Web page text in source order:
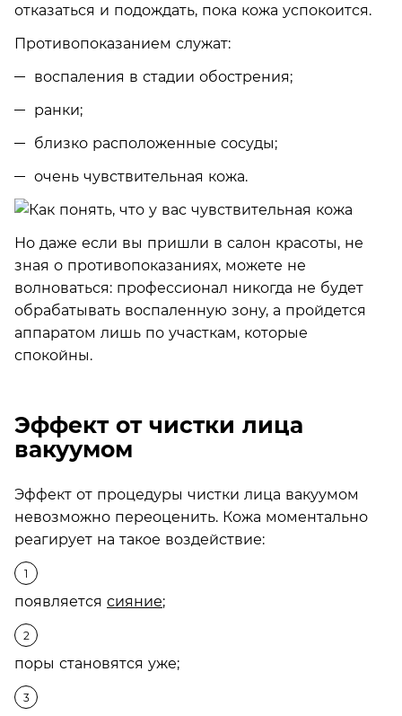
отказаться и подождать, пока кожа успокоится.
Противопоказанием служат:
воспаления в стадии обострения;
ранки;
близко расположенные сосуды;
очень чувствительная кожа.
Но даже если вы пришли в салон красоты, не
зная о противопоказаниях, можете не
волноваться: профессионал никогда не будет
обрабатывать воспаленную зону, а пройдется
аппаратом лишь по участкам, которые
спокойны.
Эффект от чистки лица
вакуумом
Эффект от процедуры чистки лица вакуумом
невозможно переоценить. Кожа моментально
реагирует на такое воздействие:
появляется сияние;
поры становятся уже;